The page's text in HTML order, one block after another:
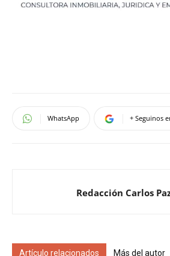
WhatsApp + Seguinos
Redacción Carlos
Artículo relacionados Más del autor